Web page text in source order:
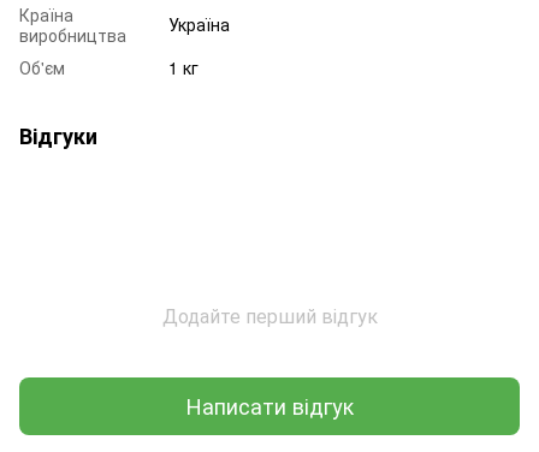
Країна
виробництва
Україна
Об'єм
1 кг
Відгуки
Додайте перший відгук
Написати відгук